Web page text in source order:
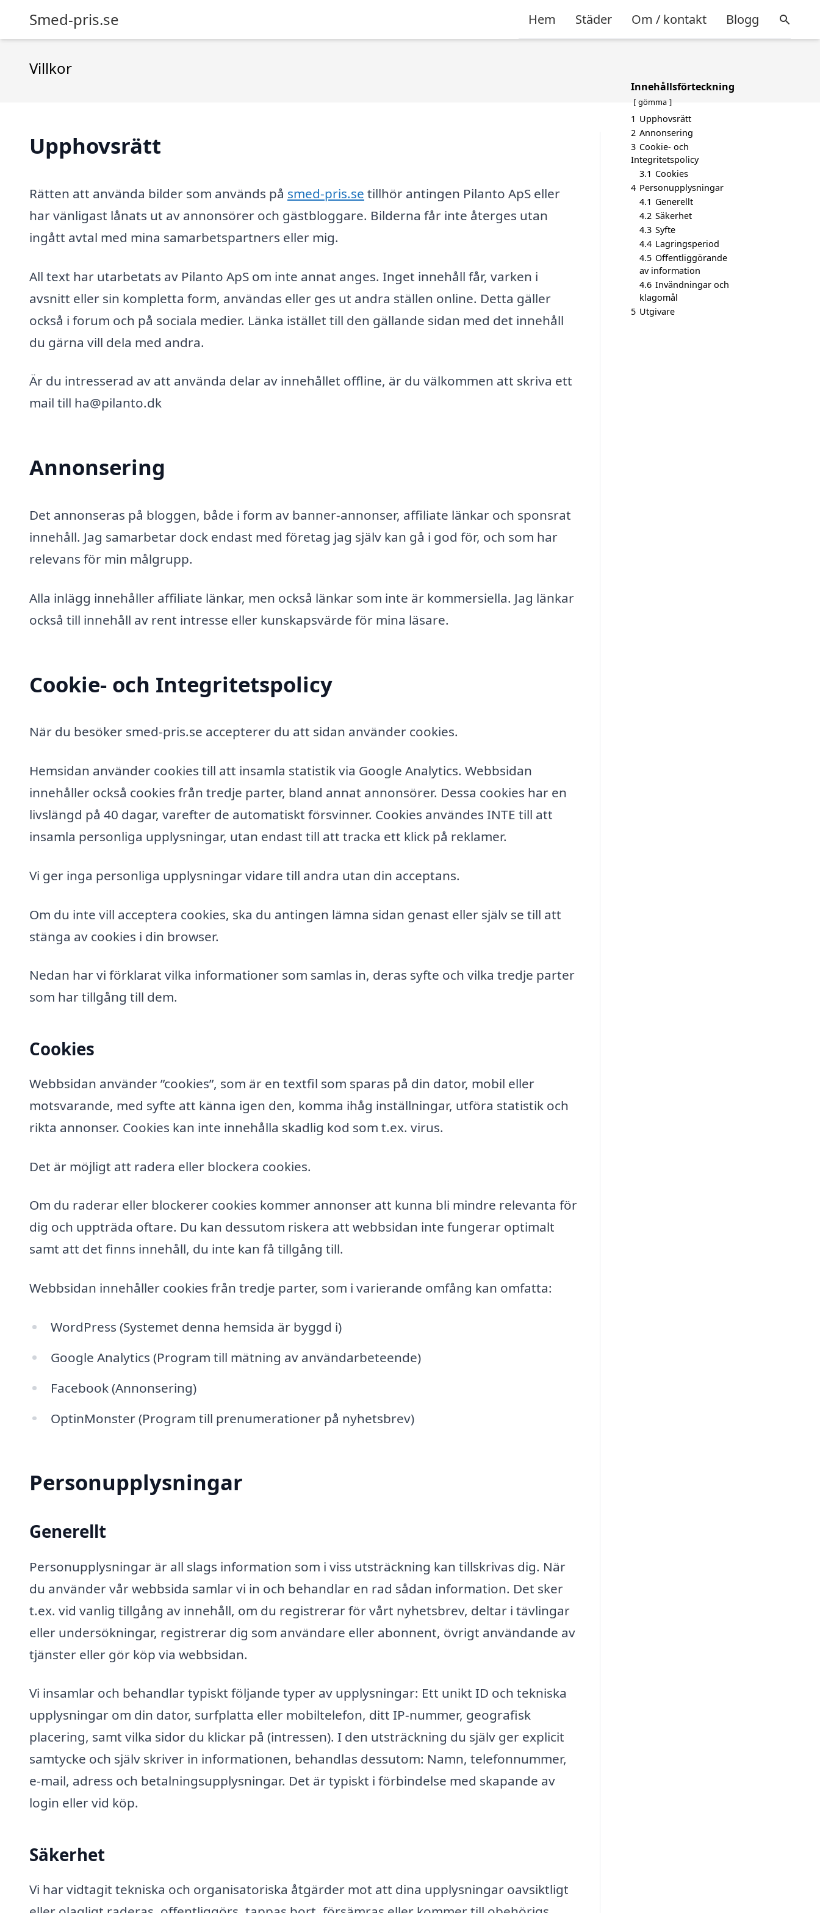
Smed-pris.se Hem Städer Om / kontakt Blogg
Villkor
Upphovsrätt
Rätten att använda bilder som används på smed-pris.se tillhör antingen Pilanto ApS eller
har vänligast lånats ut av annonsörer och gästbloggare. Bilderna får inte återges utan
ingått avtal med mina samarbetspartners eller mig.
All text har utarbetats av Pilanto ApS om inte annat anges. Inget innehåll får, varken i
avsnitt eller sin kompletta form, användas eller ges ut andra ställen online. Detta gäller
också i forum och på sociala medier. Länka istället till den gällande sidan med det innehåll
du gärna vill dela med andra.
Är du intresserad av att använda delar av innehållet offline, är du välkommen att skriva ett
mail till ha@pilanto.dk
Annonsering
Det annonseras på bloggen, både i form av banner-annonser, affiliate länkar och sponsrat
innehåll. Jag samarbetar dock endast med företag jag själv kan gå i god för, och som har
relevans för min målgrupp.
Alla inlägg innehåller affiliate länkar, men också länkar som inte är kommersiella. Jag länkar
också till innehåll av rent intresse eller kunskapsvärde för mina läsare.
Cookie- och Integritetspolicy
När du besöker smed-pris.se accepterer du att sidan använder cookies.
Hemsidan använder cookies till att insamla statistik via Google Analytics. Webbsidan
innehåller också cookies från tredje parter, bland annat annonsörer. Dessa cookies har en
livslängd på 40 dagar, varefter de automatiskt försvinner. Cookies användes INTE till att
insamla personliga upplysningar, utan endast till att tracka ett klick på reklamer.
Vi ger inga personliga upplysningar vidare till andra utan din acceptans.
Om du inte vill acceptera cookies, ska du antingen lämna sidan genast eller själv se till att
stänga av cookies i din browser.
Nedan har vi förklarat vilka informationer som samlas in, deras syfte och vilka tredje parter
som har tillgång till dem.
Cookies
Webbsidan använder ”cookies”, som är en textfil som sparas på din dator, mobil eller
motsvarande, med syfte att känna igen den, komma ihåg inställningar, utföra statistik och
rikta annonser. Cookies kan inte innehålla skadlig kod som t.ex. virus.
Det är möjligt att radera eller blockera cookies.
Om du raderar eller blockerer cookies kommer annonser att kunna bli mindre relevanta för
dig och uppträda oftare. Du kan dessutom riskera att webbsidan inte fungerar optimalt
samt att det finns innehåll, du inte kan få tillgång till.
Webbsidan innehåller cookies från tredje parter, som i varierande omfång kan omfatta:
WordPress (Systemet denna hemsida är byggd i)
Google Analytics (Program till mätning av användarbeteende)
Facebook (Annonsering)
OptinMonster (Program till prenumerationer på nyhetsbrev)
Personupplysningar
Generellt
Personupplysningar är all slags information som i viss utsträckning kan tillskrivas dig. När
du använder vår webbsida samlar vi in och behandlar en rad sådan information. Det sker
t.ex. vid vanlig tillgång av innehåll, om du registrerar för vårt nyhetsbrev, deltar i tävlingar
eller undersökningar, registrerar dig som användare eller abonnent, övrigt användande av
tjänster eller gör köp via webbsidan.
Vi insamlar och behandlar typiskt följande typer av upplysningar: Ett unikt ID och tekniska
upplysningar om din dator, surfplatta eller mobiltelefon, ditt IP-nummer, geografisk
placering, samt vilka sidor du klickar på (intressen). I den utsträckning du själv ger explicit
samtycke och själv skriver in informationen, behandlas dessutom: Namn, telefonnummer,
e-mail, adress och betalningsupplysningar. Det är typiskt i förbindelse med skapande av
login eller vid köp.
Säkerhet
Vi har vidtagit tekniska och organisatoriska åtgärder mot att dina upplysningar oavsiktligt
Innehållsförteckning
gömma
1 Upphovsrätt
2 Annonsering
3 Cookie- och
Integritetspolicy
3.1 Cookies
4 Personupplysningar
4.1 Generellt
4.2 Säkerhet
4.3 Syfte
4.4 Lagringsperiod
4.5 Offentliggörande
av information
4.6 Invändningar och
klagomål
5 Utgivare